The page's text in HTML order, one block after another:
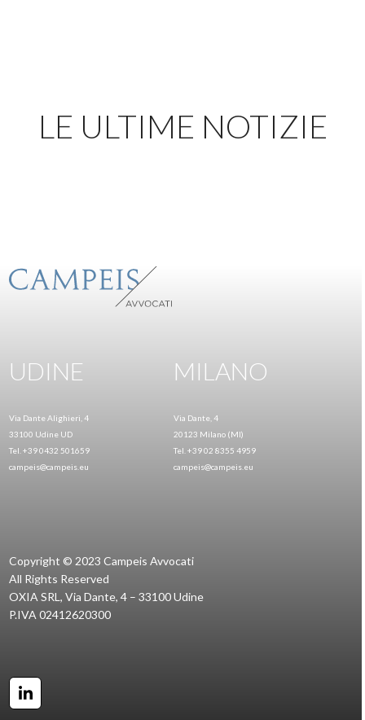
LE ULTIME NOTIZIE
UDINE
Via Dante Alighieri, 4
33100 Udine UD
Tel. +39 0432 501659
campeis@campeis.eu
MILANO
Via Dante, 4
20123 Milano (MI)
Tel. +39 02 8355 4959
campeis@campeis.eu
Copyright © 2023 Campeis Avvocati
All Rights Reserved
OXIA SRL, Via Dante, 4 – 33100 Udine
P.IVA 02412620300
LinkedIn